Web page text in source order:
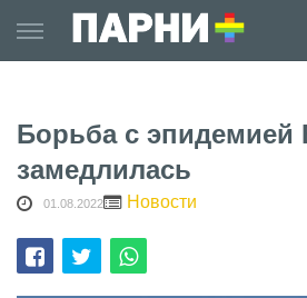
to
content
Борьба с эпидемией
замедлилась
01.08.2022 Новости